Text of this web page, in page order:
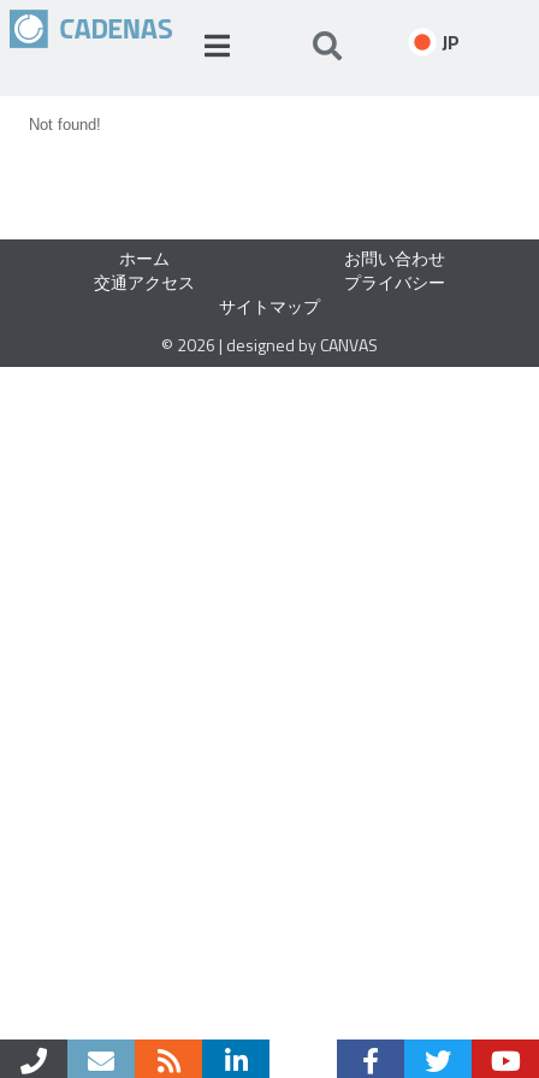
JP
Not found!
ホーム
お問い合わせ
交通アクセス
プライバシー
サイトマップ
© 2026 | designed by CANVAS